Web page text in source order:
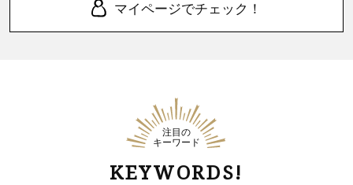
マイページでチェック！
注目の
キーワード
KEYWORDS!